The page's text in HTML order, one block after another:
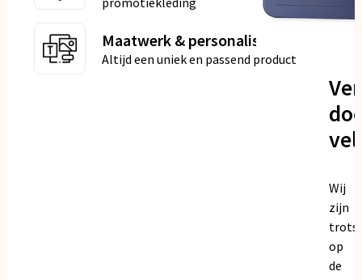
Maatwerk & personalisatie
Altijd een uniek en passend product
Wij
zijn
trots
op
de